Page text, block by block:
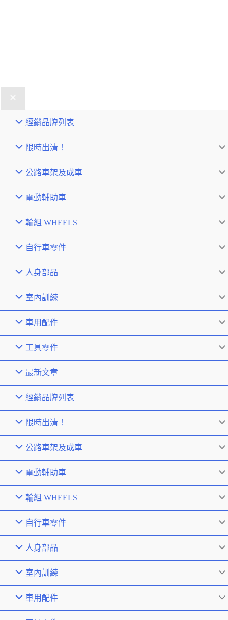
經銷品牌列表
限時出清！
公路車架及成車
電動輔助車
輪組 WHEELS
自行車零件
人身部品
室內訓練
車用配件
工具零件
最新文章
經銷品牌列表
限時出清！
公路車架及成車
電動輔助車
輪組 WHEELS
自行車零件
人身部品
室內訓練
車用配件